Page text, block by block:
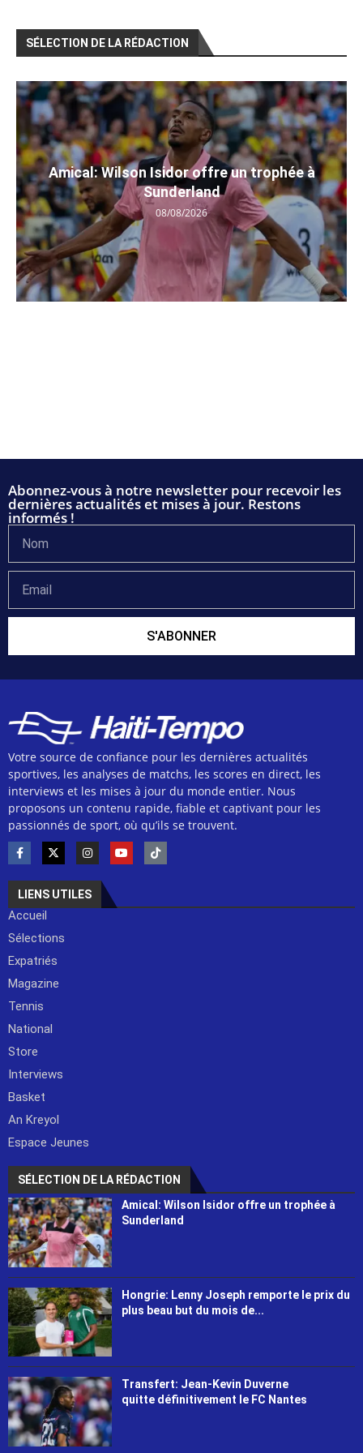
SÉLECTION DE LA RÉDACTION
Amical: Wilson Isidor offre un trophée à
Sunderland
08/08/2026
Abonnez-vous à notre newsletter pour recevoir les
dernières actualités et mises à jour. Restons
informés !
S'ABONNER
Votre source de confiance pour les dernières actualités
sportives, les analyses de matchs, les scores en direct, les
interviews et les mises à jour du monde entier. Nous
proposons un contenu rapide, fiable et captivant pour les
passionnés de sport, où qu’ils se trouvent.
LIENS UTILES
Accueil
Sélections
Expatriés
Magazine
Tennis
National
Store
Interviews
Basket
An Kreyol
Espace Jeunes
SÉLECTION DE LA RÉDACTION
Amical: Wilson Isidor offre un trophée à
Sunderland
Hongrie: Lenny Joseph remporte le prix du
plus beau but du mois de...
Transfert: Jean-Kevin Duverne
quitte définitivement le FC Nantes